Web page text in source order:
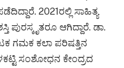
2021ರಲ್ಲಿ ಸಾಹಿತ್ಯ
ಪುರಸ್ಕೃತರೂ ಆಗಿದ್ದಾರೆ. ಡಾ.
ಗಮಕ ಕಲಾ ಪರಿಷತ್ತಿನ
ಸಂಶೋಧನ ಕೇಂದ್ರದ